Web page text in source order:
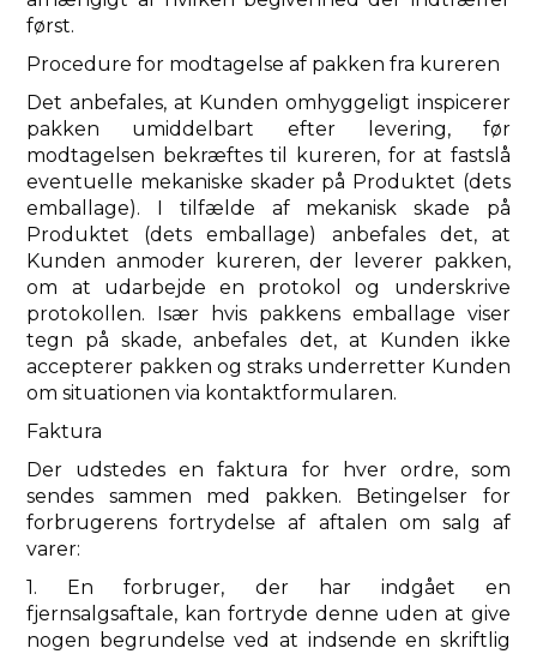
først.
Procedure for modtagelse af pakken fra kureren
Det anbefales, at Kunden omhyggeligt inspicerer
pakken umiddelbart efter levering, før
modtagelsen bekræftes til kureren, for at fastslå
eventuelle mekaniske skader på Produktet (dets
emballage). I tilfælde af mekanisk skade på
Produktet (dets emballage) anbefales det, at
Kunden anmoder kureren, der leverer pakken,
om at udarbejde en protokol og underskrive
protokollen. Især hvis pakkens emballage viser
tegn på skade, anbefales det, at Kunden ikke
accepterer pakken og straks underretter Kunden
om situationen via kontaktformularen.
Faktura
Der udstedes en faktura for hver ordre, som
sendes sammen med pakken. Betingelser for
forbrugerens fortrydelse af aftalen om salg af
varer:
1. En forbruger, der har indgået en
fjernsalgsaftale, kan fortryde denne uden at give
nogen begrundelse ved at indsende en skriftlig